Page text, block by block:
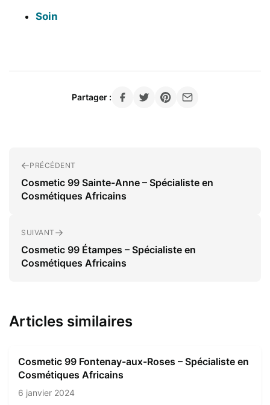
Soin
Partager :
PRÉCÉDENT
Cosmetic 99 Sainte-Anne – Spécialiste en
Cosmétiques Africains
SUIVANT
Cosmetic 99 Étampes – Spécialiste en
Cosmétiques Africains
Articles similaires
Cosmetic 99 Fontenay-aux-Roses – Spécialiste en
Cosmétiques Africains
6 janvier 2024